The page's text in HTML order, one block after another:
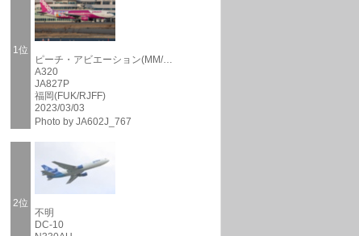
1位
ピーチ・アビエーション(MM/…
A320
JA827P
福岡(FUK/RJFF)
2023/03/03
Photo by JA602J_767
2位
不明
DC-10